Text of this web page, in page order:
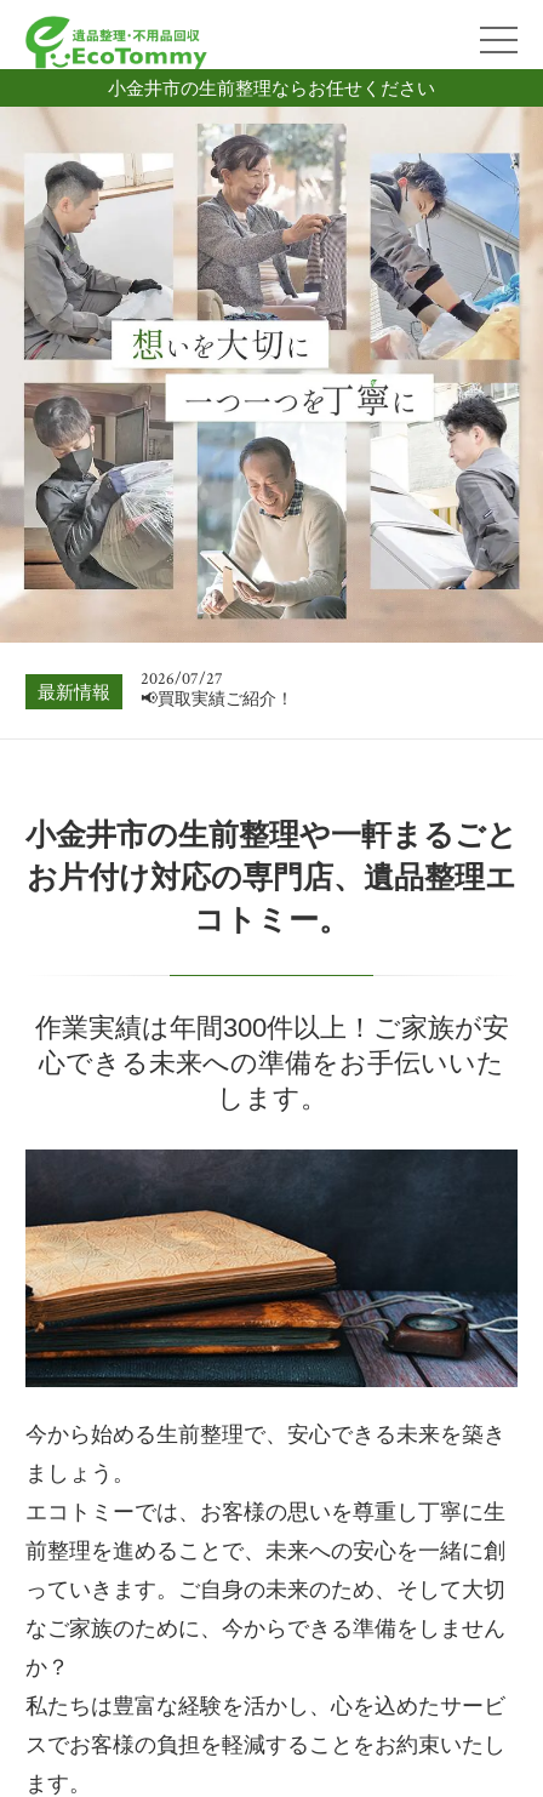
小金井市の生前整理ならお任せください
最新情報
2026/07/06
📢買取実績ご紹介！
2026/08/03
📢買取実績ご紹介！
2026/07/27
📢買取実績ご紹介！
2026/07/13
📢買取実績ご紹介！
📢買取実績ご紹介！
2026/08/03
小金井市の生前整理や一軒まるごと
お片付け対応の専門店、遺品整理エ
コトミー。
作業実績は年間300件以上！ご家族が安
心できる未来への準備をお手伝いいた
します。
今から始める生前整理で、安心できる未来を築き
ましょう。
エコトミーでは、お客様の思いを尊重し丁寧に生
前整理を進めることで、未来への安心を一緒に創
っていきます。ご自身の未来のため、そして大切
なご家族のために、今からできる準備をしません
か？
私たちは豊富な経験を活かし、心を込めたサービ
スでお客様の負担を軽減することをお約束いたし
ます。